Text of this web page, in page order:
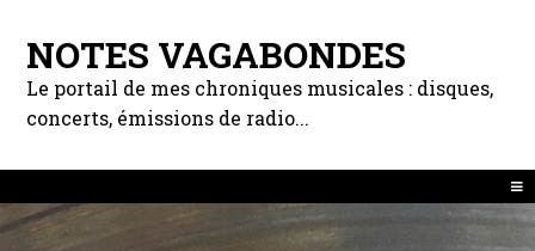
NOTES VAGABONDES
Le portail de mes chroniques musicales : disques,
concerts, émissions de radio...